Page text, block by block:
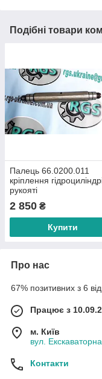
Подібні товари
Палець 66.0200.011
кріплення
рукояті
2 850 ₴
Купити
Про нас
67% позитивних з 6
Працює з
м. Київ
вул.
Контакти